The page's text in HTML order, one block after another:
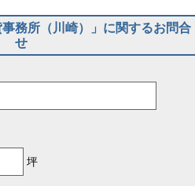
事務所（川崎）」に関するお問合
せ
坪